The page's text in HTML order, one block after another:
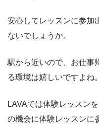
安心してレッスンに参加
ないでしょうか。
駅から近いので、お仕事
る環境は嬉しいですよね。
LAVAでは体験レッスン
の機会に体験レッスンに